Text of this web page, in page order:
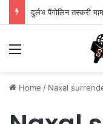
दुर्लभ पैंगोलिन तस्करी
Menu
Home / Naxal